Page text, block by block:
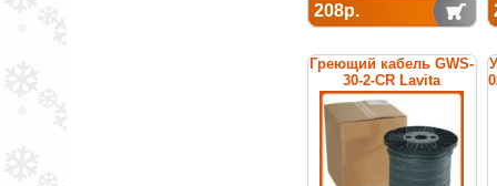
208р.
Греющий кабель GWS-
30-2-CR Lavita